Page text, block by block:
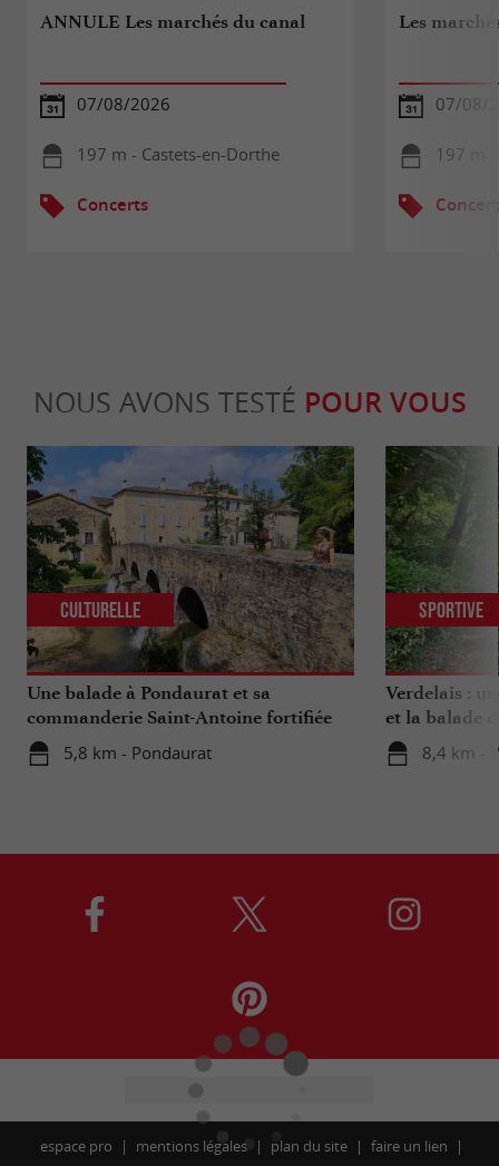
ANNULE Les marchés du canal
07/08/2026
197 m - Castets-en-Dorthe
Concerts
Les
07/08/
197 m
NOUS AVONS TESTÉ POUR VOUS
Une balade à Pondaurat et sa
commanderie Saint-Antoine fortifiée
5,8 km - Pondaurat
Culturelle
Verdelais :
et la balade
8,4 km -
Sportive
espace pro mentions légales plan du site faire un lien